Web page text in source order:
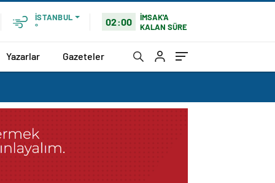
İSTANBUL
°
02:00
İMSAK'A
KALAN SÜRE
Yazarlar Gazeteler